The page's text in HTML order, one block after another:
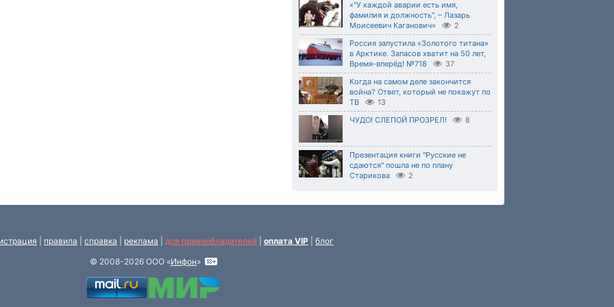
«"У каждой аварии есть имя,
фамилия и должность", – Лазарь
Моисеевич Каганович»
2
Россия запустила «Золотого титана»
в Арктике. Запасов хватит на 50 лет,
Время-вперёд! №718
37
Когда на самом деле закончится
война? Ответ, который не покажут по
ТВ
13
ЧУДО! СЛЕПОЙ ПРОЗРЕЛ! 8
Презентация книги "Русские не
сдаются" пошла не по плану
Старикова
2
правила справка реклама для правообладателей оплата VIP
блог
© 2008-2026 ООО «Инфон»